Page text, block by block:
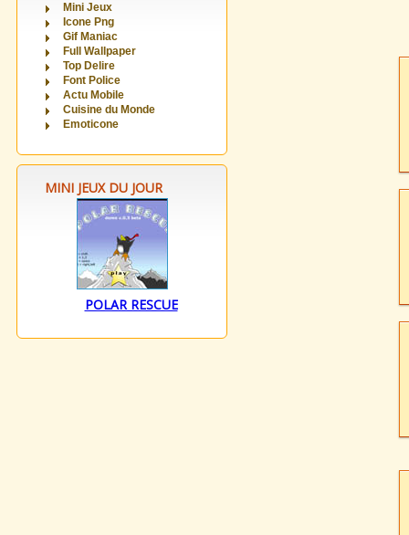
Mini Jeux
Icone Png
Gif Maniac
Full Wallpaper
Top Delire
Font Police
Actu Mobile
Cuisine du Monde
Emoticone
MINI JEUX DU JOUR
POLAR RESCUE